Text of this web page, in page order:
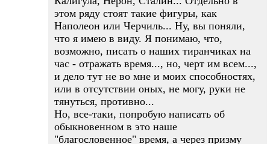
этом ряду стоят такие фигуры, как
Наполеон или Черчиль... Ну, вы поняли,
что я имею в виду. Я понимаю, что,
возможно, писать о наших тиранчиках на
час - отражать время..., но, черт им всем...,
и дело тут не во мне и моих способностях,
или в отсутствии оных, не могу, руки не
тянуться, противно...
Но, все-таки, попробую написать об
обыкновенном в это наше
"благословенное" время, а через призму